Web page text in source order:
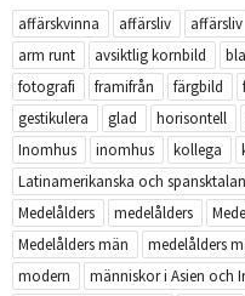
affärskvinna
affärsliv affärsliv
arm runt
avsiktlig kornbild
fotografi
framifrån färgbild
gestikulera
glad horisontell
Inomhus
inomhus kollega
Latinamerikanska och
Medelålders
medelålders
Medelålders män
medelålders
modern
människor i Asien och